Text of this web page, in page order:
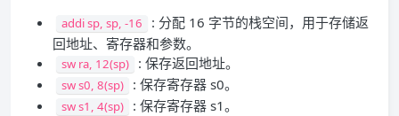
addi sp, sp, -16
: 分配 16 字节的栈空间，用于存储返
回地址、寄存器和参数。
sw ra, 12(sp) : 保存返回地址。
sw s0, 8(sp) : 保存寄存器 s0。
sw s1, 4(sp) : 保存寄存器 s1。